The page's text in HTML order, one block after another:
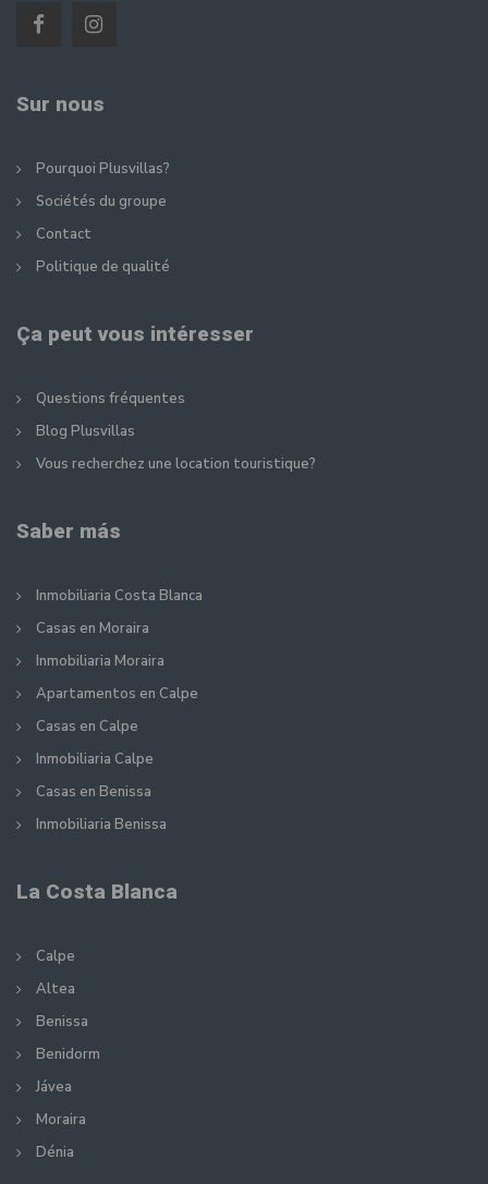
Sur nous
Pourquoi Plusvillas?
Sociétés du groupe
Contact
Politique de qualité
Ça peut vous intéresser
Questions fréquentes
Blog Plusvillas
Vous recherchez une location touristique?
Saber más
Inmobiliaria Costa Blanca
Casas en Moraira
Inmobiliaria Moraira
Apartamentos en Calpe
Casas en Calpe
Inmobiliaria Calpe
Casas en Benissa
Inmobiliaria Benissa
La Costa Blanca
Calpe
Altea
Benissa
Benidorm
Jávea
Moraira
Dénia